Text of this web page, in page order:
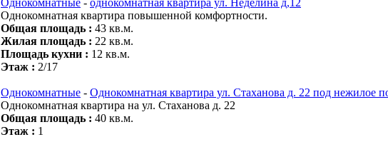
Однокомнатные - однокомнатная квартира ул. Неделина д,12
Однокомнатная квартира повышенной комфортности.
Общая площадь : 43 кв.м.
Жилая площадь : 22 кв.м.
Площадь кухни : 12 кв.м.
Этаж : 2/17
Однокомнатные - Однокомнатная квартира ул. Стаханова д. 22 под нежилое
Однокомнатная квартира на ул. Стаханова д. 22
Общая площадь : 40 кв.м.
Этаж : 1